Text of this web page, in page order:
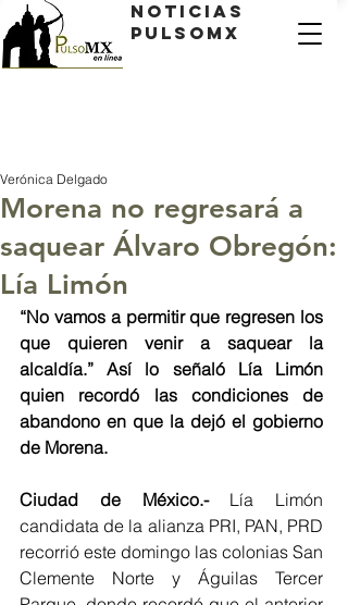
Noticias
PulsoMX
Morena no regresará a
saquear Álvaro Obregón:
Lía Limón
Verónica Delgado
“No vamos a permitir que regresen los
que quieren venir a saquear la
alcaldía.” Así lo señaló Lía Limón
quien recordó las condiciones de
abandono en que la dejó el gobierno
de Morena.
Ciudad de México.- Lía Limón
candidata de la alianza PRI, PAN, PRD
recorrió este domingo las colonias San
Clemente Norte y Águilas Tercer